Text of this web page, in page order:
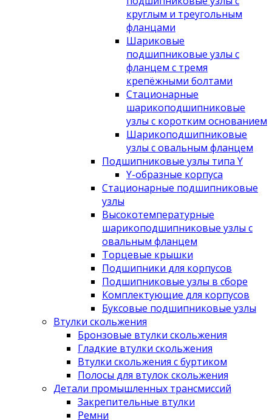
круглым и треугольным
фланцами
Шариковые
подшипниковые узлы с
фланцем с тремя
крепёжными болтами
Стационарные
шарикоподшипниковые
узлы с коротким основанием
Шарикоподшипниковые
узлы с овальным фланцем
Подшипниковые узлы типа Y
Y-образные корпуса
Стационарные подшипниковые
узлы
Высокотемпературные
шарикоподшипниковые узлы с
овальным фланцем
Торцевые крышки
Подшипники для корпусов
Подшипниковые узлы в сборе
Комплектующие для корпусов
Буксовые подшипниковые узлы
Втулки скольжения
Бронзовые втулки скольжения
Гладкие втулки скольжения
Втулки скольжения с буртиком
Полосы для втулок скольжения
Детали промышленных трансмиссий
Закрепительные втулки
Ремни